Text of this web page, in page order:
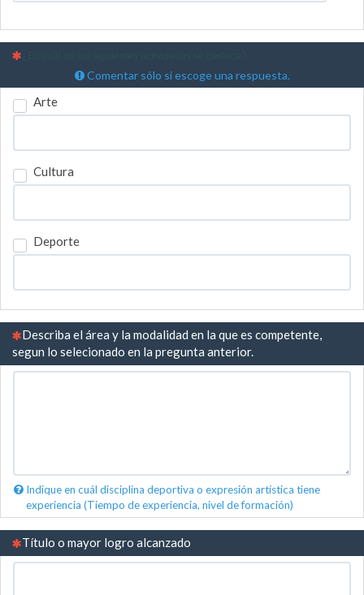
Comentar sólo si escoge una respuesta.
Arte
Cultura
Deporte
(Esta pregunta es obligatoria)
Describa el área y la modalidad en la que es competente,
segun lo selecionado en la pregunta anterior.
Indique en cuál disciplina deportiva o expresión artística tiene
experiencia (Tiempo de experiencia, nivel de formación)
(Esta pregunta es obligatoria)
Título o mayor logro alcanzado